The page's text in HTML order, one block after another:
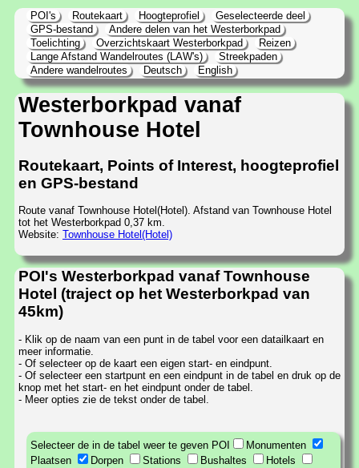
POI's Routekaart Hoogteprofiel
Geselecteerde deel
GPS-bestand
Andere delen van het Westerborkpad
Toelichting
Overzichtskaart Westerborkpad
Reizen
Lange Afstand Wandelroutes (LAW's)
Streekpaden
Andere wandelroutes
Deutsch English
Westerborkpad vanaf
Townhouse Hotel
Routekaart, Points of Interest, hoogteprofiel
en GPS-bestand
Route vanaf Townhouse Hotel(Hotel). Afstand van Townhouse Hotel
tot het Westerborkpad 0,37 km.
Website: Townhouse Hotel(Hotel)
POI's Westerborkpad vanaf Townhouse
Hotel (traject op het Westerborkpad van
45km)
- Klik op de naam van een punt in de tabel voor een datailkaart en
meer informatie.
- Of selecteer op de kaart een eigen start- en eindpunt.
- Of selecteer een startpunt en een eindpunt in de tabel en druk op de
knop met het start- en het eindpunt onder de tabel.
- Meer opties zie de tekst onder de tabel.
Selecteer de in de tabel weer te geven POI
Monumenten
Plaatsen
Dorpen Stations Bushaltes
Hotels